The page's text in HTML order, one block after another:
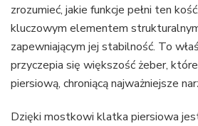
zrozumieć, jakie funkcje pełni ten
kluczowym elementem
zapewniającym jej stabilność. To
przyczepia się większość żeber,
piersiową, chroniącą najważniejsze
Dzięki mostkowi klatka piersiowa